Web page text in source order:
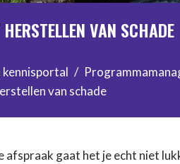
VAN SCHADE
van schade
afspraak gaat het je echt niet